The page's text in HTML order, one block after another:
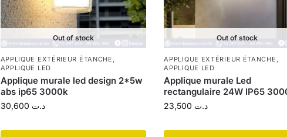
Out of stock
APPLIQUE EXTÉRIEUR ÉTANCHE ,
APPLIQUE LED
Applique murale led design 2*5w
abs ip65 3000k
د.ت
Out of stock
APPLIQUE EXTÉRIEUR ÉTANCHE ,
APPLIQUE LED
Applique murale Led
rectangulaire 24W IP65
د.ت